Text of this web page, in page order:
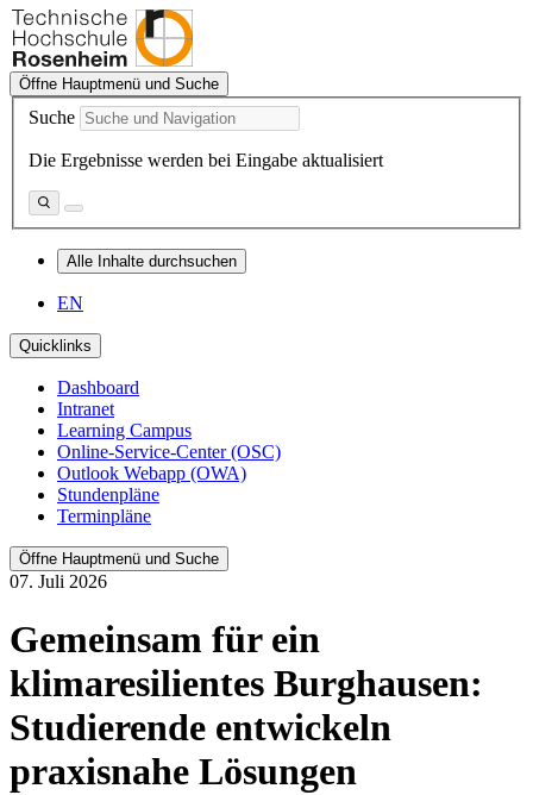
Öffne Hauptmenü und Suche
Suche
Die Ergebnisse werden bei Eingabe aktualisiert
Alle Inhalte durchsuchen
EN
Quicklinks
Dashboard
Intranet
Learning Campus
Online-Service-Center (OSC)
Outlook Webapp (OWA)
Stundenpläne
Terminpläne
Öffne Hauptmenü und Suche
07. Juli 2026
Gemeinsam für ein
klimaresilientes Burghausen:
Studierende entwickeln
praxisnahe Lösungen